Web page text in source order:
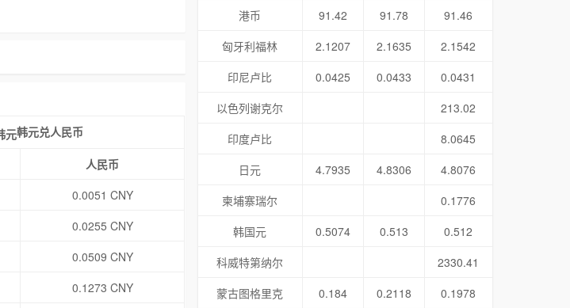
韩元兑人民币
人民币
0.0051 CNY
0.0255 CNY
0.0509 CNY
0.1273 CNY
港币
91.42 91.78
91.46
匈牙利福林
2.1207 2.1635
2.1542
印尼卢比
0.0425 0.0433
0.0431
以色列谢克尔
213.02
印度卢比
8.0645
日元
4.7935 4.8306
4.8076
柬埔寨瑞尔
0.1776
韩国元
0.5074 0.513
0.512
科威特第纳尔
2330.41
蒙古图格里克
0.184 0.2118
0.1978